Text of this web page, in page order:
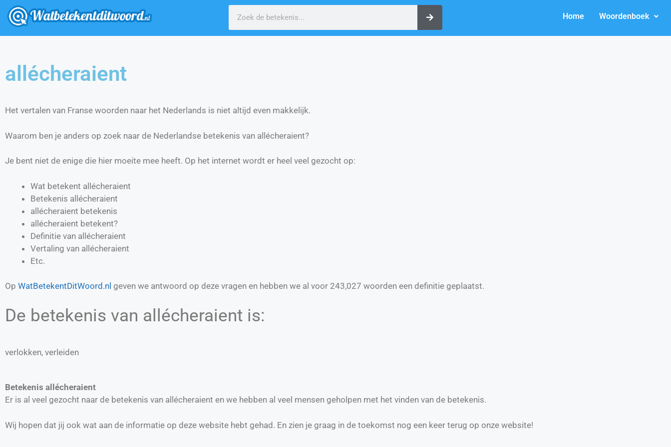
Home Woordenboek
allécheraient
Het vertalen van Franse woorden naar het Nederlands is niet altijd even makkelijk.
Waarom ben je anders op zoek naar de Nederlandse betekenis van allécheraient?
Je bent niet de enige die hier moeite mee heeft. Op het internet wordt er heel veel gezocht op:
Wat betekent allécheraient
Betekenis allécheraient
allécheraient betekenis
allécheraient betekent?
Definitie van allécheraient
Vertaling van allécheraient
Etc.
Op WatBetekentDitWoord.nl geven we antwoord op deze vragen en hebben we al voor 243,027 woorden een definitie geplaatst.
De betekenis van allécheraient is:
verlokken, verleiden
Betekenis allécheraient
Er is al veel gezocht naar de betekenis van allécheraient en we hebben al veel mensen geholpen met het vinden van de betekenis.
Wij hopen dat jij ook wat aan de informatie op deze website hebt gehad. En zien je graag in de toekomst nog een keer terug op onze website!